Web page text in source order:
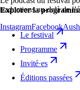
traductions au-delà de
InstagramFacebook
Explorer la
Le festival
Programme
Invité·es
Éditions passées